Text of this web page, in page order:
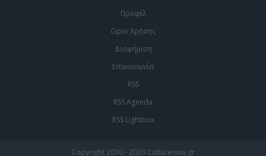
Προφίλ
Οροι Χρήσης
Διαφήμιση
Επικοινωνία
RSS
RSS Agenda
RSS Lightbox
Copyright 2010 - 2026 Culturenow.gr